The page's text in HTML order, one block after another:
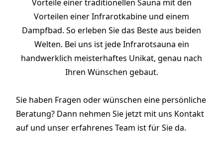
Vorteile einer traditionellen Sauna mit den
Vorteilen einer Infrarotkabine und einem
Dampfbad. So erleben Sie das Beste aus beiden
Welten. Bei uns ist jede Infrarotsauna ein
handwerklich meisterhaftes Unikat, genau nach
Ihren Wünschen gebaut.
Sie haben Fragen oder wünschen eine persönliche
Beratung? Dann nehmen Sie jetzt mit uns Kontakt
auf und unser erfahrenes Team ist für Sie da.